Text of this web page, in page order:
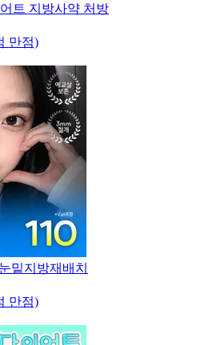
트 지방사약 처방
만점)
밑지방재배치
만점)